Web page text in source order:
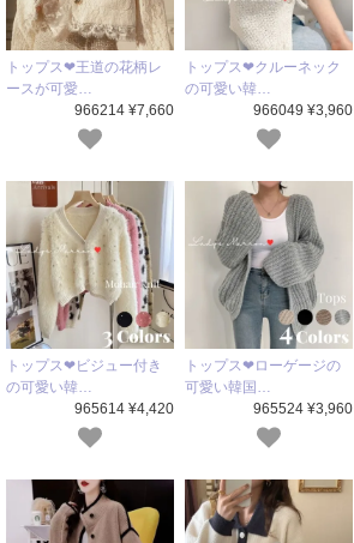
トップス❤王道の花柄レ
ースが可愛…
966214 ¥7,660
トップス❤クルーネック
の可愛い韓…
966049 ¥3,960
トップス❤ビジュー付き
の可愛い韓…
965614 ¥4,420
トップス❤ローゲージの
可愛い韓国…
965524 ¥3,960